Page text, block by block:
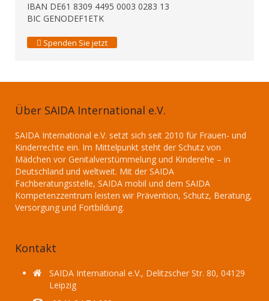
IBAN DE61 8309 4495 0003 0283 13
BIC GENODEF1ETK
Spenden Sie jetzt
Über SAIDA International e.V.
SAIDA International e.V. setzt sich seit 2010 für Frauen- und
Kinderrechte ein. Im Mittelpunkt steht der Schutz von
Mädchen vor Genitalverstümmelung und Kinderehe – in
Deutschland und weltweit. Mit der SAIDA
Fachberatungsstelle, SAIDA mobil und dem SAIDA
Kompetenzzentrum leisten wir Prävention, Schutz, Beratung,
Versorgung und Fortbildung.
Kontakt
SAIDA International e.V., Delitzscher Str. 80, 04129
Leipzig